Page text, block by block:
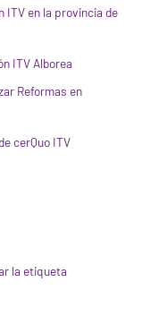
ITV en la provincia de
ITV Alborea
Reformas en
cerQuo ITV
la etiqueta